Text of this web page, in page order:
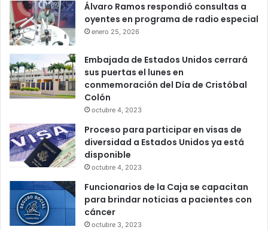
Álvaro Ramos respondió consultas a
oyentes en programa de radio especial
enero 25, 2026
Embajada de Estados Unidos cerrará
sus puertas el lunes en
conmemoración del Día de Cristóbal
Colón
octubre 4, 2023
Proceso para participar en visas de
diversidad a Estados Unidos ya está
disponible
octubre 4, 2023
Funcionarios de la Caja se capacitan
para brindar noticias a pacientes con
cáncer
octubre 3, 2023